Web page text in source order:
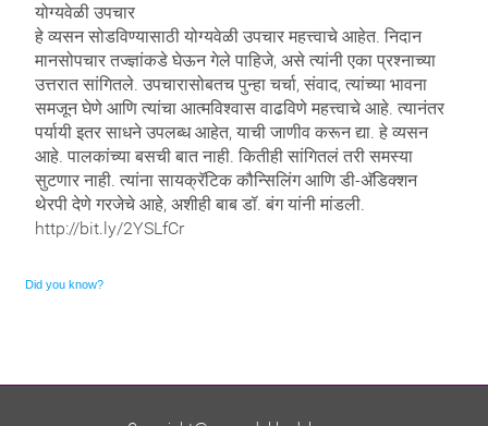
योग्यवेळी उपचार
हे व्यसन सोडविण्यासाठी योग्यवेळी उपचार महत्त्वाचे आहेत. निदान
मानसोपचार तज्ज्ञांकडे घेऊन गेले पाहिजे, असे त्यांनी एका प्रश्नाच्या
उत्तरात सांगितले. उपचारासोबतच पुन्हा चर्चा, संवाद, त्यांच्या भावना
समजून घेणे आणि त्यांचा आत्मविश्वास वाढविणे महत्त्वाचे आहे. त्यानंतर
पर्यायी इतर साधने उपलब्ध आहेत, याची जाणीव करून द्या. हे व्यसन
आहे. पालकांच्या बसची बात नाही. कितीही सांगितलं तरी समस्या
सुटणार नाही. त्यांना सायक्रॅटिक कौन्सिलिंग आणि डी-अ‍ॅडिक्शन
थेरपी देणे गरजेचे आहे, अशीही बाब डॉ. बंग यांनी मांडली.
http://bit.ly/2YSLfCr
Did you know?